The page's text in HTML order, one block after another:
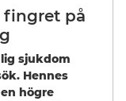
fingret på
sjukdom
Hennes
högre